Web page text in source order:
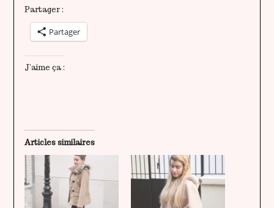
Partager :
Partager
J’aime ça :
Articles similaires